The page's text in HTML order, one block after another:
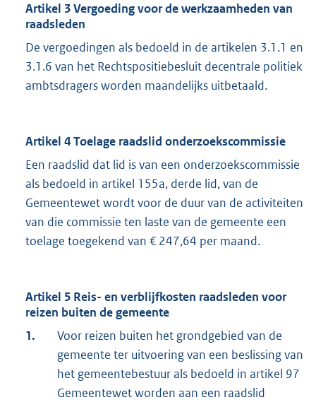
Artikel 3 Vergoeding voor de werkzaamheden van
raadsleden
De vergoedingen als bedoeld in de artikelen 3.1.1 en
3.1.6 van het Rechtspositiebesluit decentrale politiek
ambtsdragers worden maandelijks uitbetaald.
Artikel 4 Toelage raadslid onderzoekscommissie
Een raadslid dat lid is van een onderzoekscommissie
als bedoeld in artikel 155a, derde lid, van de
Gemeentewet wordt voor de duur van de activiteiten
van die commissie ten laste van de gemeente een
toelage toegekend van € 247,64 per maand.
Artikel 5 Reis- en verblijfkosten raadsleden voor
reizen buiten de gemeente
1.
Voor reizen buiten het grondgebied van de
gemeente ter uitvoering van een beslissing van
het gemeentebestuur als bedoeld in artikel 97
Gemeentewet worden aan een raadslid